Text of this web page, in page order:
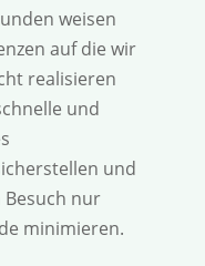
weisen
auf die wir
realisieren
und
und
nur
minimieren.